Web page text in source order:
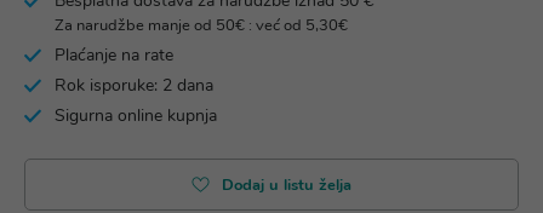
Za narudžbe manje od 50€ : već od 5,30€
Plaćanje na rate
Rok isporuke: 2 dana
Sigurna online kupnja
Dodaj u listu želja